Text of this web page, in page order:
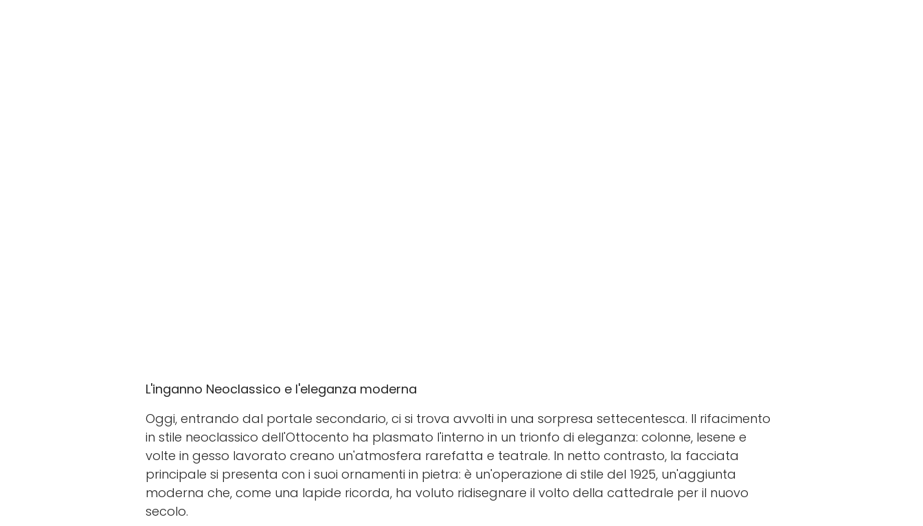
L'inganno Neoclassico e l'eleganza moderna
Oggi, entrando dal portale secondario, ci si trova avvolti in una sorpresa settecentesca. Il rifacimento
in stile neoclassico dell'Ottocento ha plasmato l'interno in un trionfo di eleganza: colonne, lesene e
volte in gesso lavorato creano un'atmosfera rarefatta e teatrale. In netto contrasto, la facciata
principale si presenta con i suoi ornamenti in pietra: è un'operazione di stile del 1925, un'aggiunta
moderna che, come una lapide ricorda, ha voluto ridisegnare il volto della cattedrale per il nuovo
secolo.